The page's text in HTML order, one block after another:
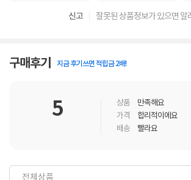
신고 잘못된 상품정보가 있으면 알
구매후기 지금 후기쓰면 적립금 2배!
5 상품 만족해요
가격
합리적이에요
배송
빨라요